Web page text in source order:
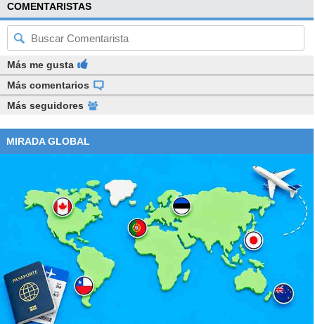
COMENTARISTAS
Más me gusta
Más comentarios
Más seguidores
MIRADA GLOBAL